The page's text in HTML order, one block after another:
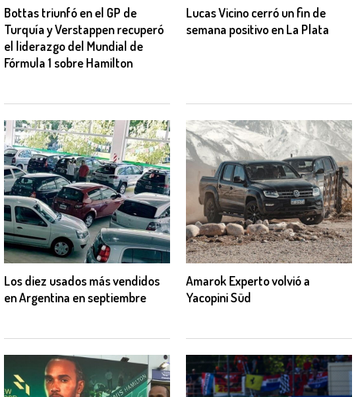
Bottas triunfó en el GP de
Turquía y Verstappen recuperó
el liderazgo del Mundial de
Fórmula 1 sobre Hamilton
Lucas Vicino cerró un fin de
semana positivo en La Plata
Los diez usados más vendidos
en Argentina en septiembre
Amarok Experto volvió a
Yacopini Süd